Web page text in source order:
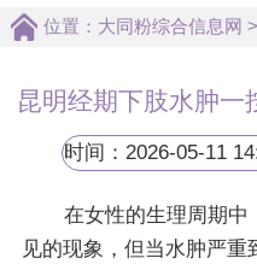
位置： 大同粉综合信息网 >
昆明经期下肢水肿一
时间：2026-05-11
在女性的生理周期中
见的现象，但当水肿严